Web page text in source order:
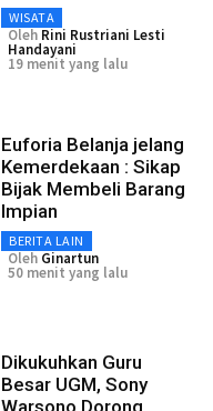
WISATA
Oleh Rini Rustriani Lesti
Handayani
19 menit yang lalu
Euforia Belanja jelang
Kemerdekaan : Sikap
Bijak Membeli Barang
Impian
BERITA LAIN
Oleh Ginartun
50 menit yang lalu
Dikukuhkan Guru
Besar UGM, Sony
Warsono Dorong